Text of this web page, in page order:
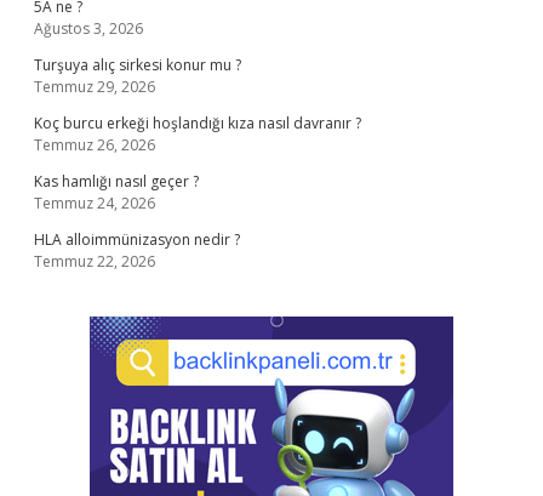
5A ne ?
Ağustos 3, 2026
Turşuya alıç sirkesi konur mu ?
Temmuz 29, 2026
Koç burcu erkeği hoşlandığı kıza nasıl davranır ?
Temmuz 26, 2026
Kas hamlığı nasıl geçer ?
Temmuz 24, 2026
HLA alloimmünizasyon nedir ?
Temmuz 22, 2026